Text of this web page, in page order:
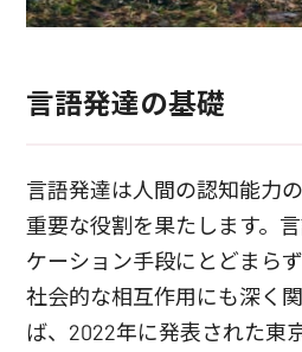
言語発達の基礎
言語発達は人間の認知能力
重要な役割を果たします。
ケーション手段にとどまら
社会的な相互作用にも深く
ば、2022年に発表された東